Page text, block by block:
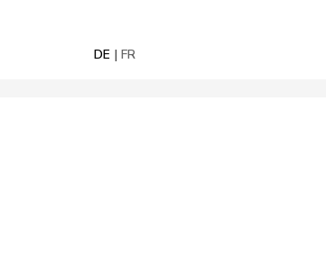
DE FR